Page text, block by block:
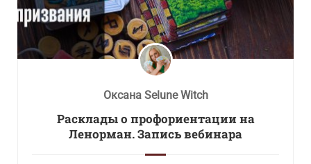
Оксана Selune Witch
Расклады о профориентации на
Ленорман. Запись вебинара